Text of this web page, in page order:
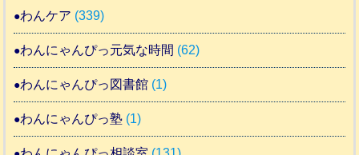
わんケア (339)
わんにゃんぴっ元気な時間 (62)
わんにゃんぴっ図書館 (1)
わんにゃんぴっ塾 (1)